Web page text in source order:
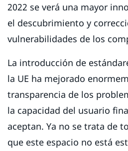
2022 se verá una mayor
el descubrimiento y
vulnerabilidades de los
La introducción de
la UE ha mejorado
transparencia de los
la capacidad del usuario
aceptan. Ya no se trata de
que este espacio no está